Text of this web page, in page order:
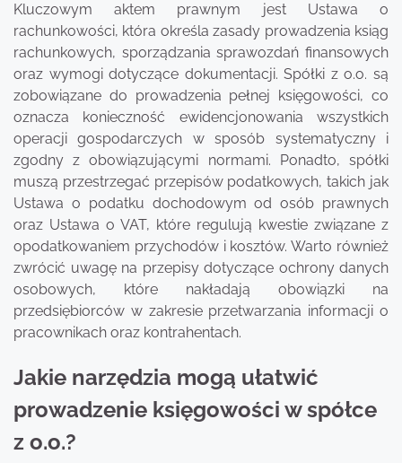
Kluczowym aktem prawnym jest Ustawa o
rachunkowości, która określa zasady prowadzenia ksiąg
rachunkowych, sporządzania sprawozdań finansowych
oraz wymogi dotyczące dokumentacji. Spółki z o.o. są
zobowiązane do prowadzenia pełnej księgowości, co
oznacza konieczność ewidencjonowania wszystkich
operacji gospodarczych w sposób systematyczny i
zgodny z obowiązującymi normami. Ponadto, spółki
muszą przestrzegać przepisów podatkowych, takich jak
Ustawa o podatku dochodowym od osób prawnych
oraz Ustawa o VAT, które regulują kwestie związane z
opodatkowaniem przychodów i kosztów. Warto również
zwrócić uwagę na przepisy dotyczące ochrony danych
osobowych, które nakładają obowiązki na
przedsiębiorców w zakresie przetwarzania informacji o
pracownikach oraz kontrahentach.
Jakie narzędzia mogą ułatwić
prowadzenie księgowości w spółce
z o.o.?